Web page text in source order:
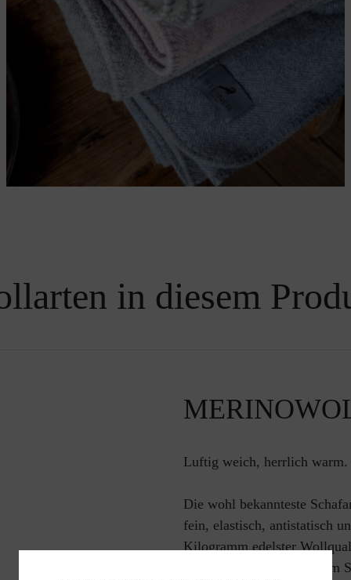
in diesem
Luftig weich, herrlich warm.
Die wohl bekannteste
fein, elastisch, antistatisch
Kilogramm edelster
luftig, weich und warm. Im